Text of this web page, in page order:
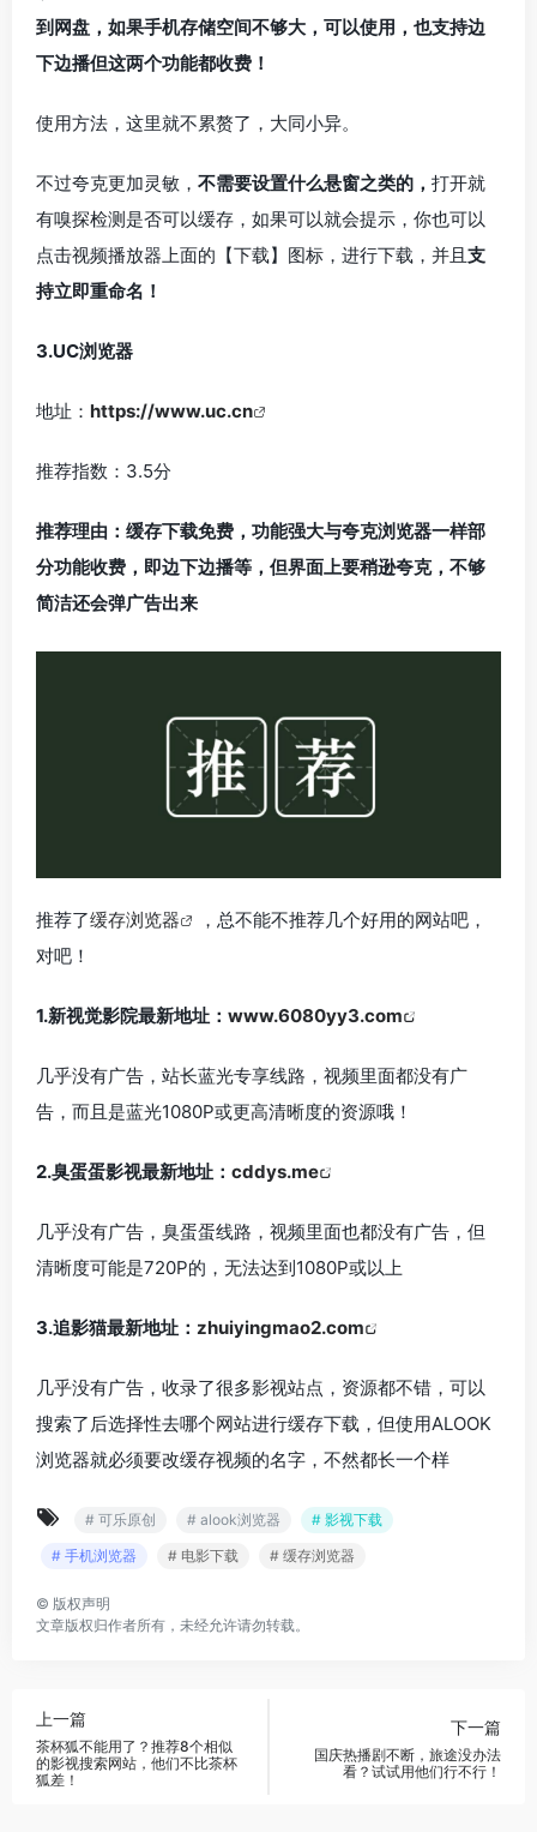
到网盘，如果手机存储空间不够大，可以使用，也支持边
下边播但这两个功能都收费！
使用方法，这里就不累赘了，大同小异。
不过夸克更加灵敏， 不需要设置什么悬窗之类的， 打开就
有嗅探检测是否可以缓存，如果可以就会提示，你也可以
点击视频播放器上面的【下载】图标，进行下载，并且支
持立即重命名！
3.UC浏览器
地址： https://www.uc.cn
推荐指数：3.5分
推荐理由： 缓存下载免费，功能强大与夸克浏览器一样部
分功能收费，即边下边播等，但界面上要稍逊夸克，不够
简洁还会弹广告出来
推荐了缓存浏览器
，总不能不推荐几个好用的网站吧，
对吧！
1.新视觉影院最新地址： www.6080yy3.com
几乎没有广告，站长蓝光专享线路，视频里面都没有广
告，而且是蓝光1080P或更高清晰度的资源哦！
2.臭蛋蛋影视最新地址： cddys.me
几乎没有广告，臭蛋蛋线路，视频里面也都没有广告，但
清晰度可能是720P的，无法达到1080P或以上
3.追影猫最新地址： zhuiyingmao2.com
几乎没有广告，收录了很多影视站点，资源都不错，可以
搜索了后选择性去哪个网站进行缓存下载，但使用ALOOK
浏览器就必须要改缓存视频的名字，不然都长一个样
# 可乐原创 # alook浏览器
# 影视下载
# 手机浏览器
# 电影下载 # 缓存浏览器
© 版权声明
文章版权归作者所有，未经允许请勿转载。
上一篇
茶杯狐不能用了？推荐8个相似
的影视搜索网站，他们不比茶杯
狐差！
下一篇
国庆热播剧不断，旅途没办法
看？试试用他们行不行！